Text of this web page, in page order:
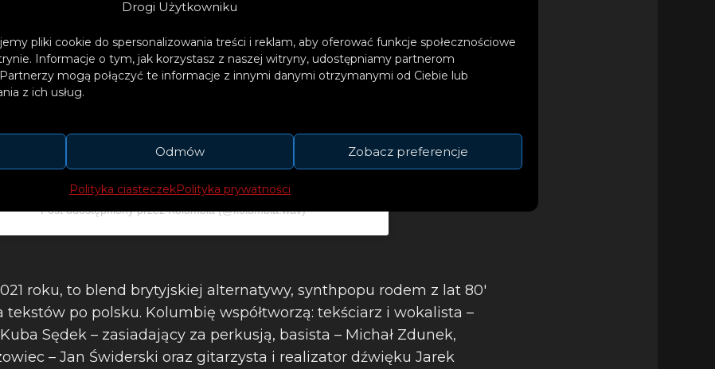
Drogi Użytkowniku
pliki cookie do spersonalizowania treści i reklam, aby oferować funkcje społecznościowe
Informacje o tym, jak korzystasz z naszej witryny, udostępniamy partnerom
mogą połączyć te informacje z innymi danymi otrzymanymi od Ciebie lub
z ich usług.
Odmów Zobacz preferencje
Polityka ciasteczekPolityka prywatności
Post udostępniony przez Kolumbia (@kolumbia.wav)
roku, to blend brytyjskiej alternatywy, synthpopu rodem z lat 80′
tekstów po polsku. Kolumbię współtworzą: tekściarz i wokalista –
Sędek – zasiadający za perkusją, basista – Michał Zdunek,
– Jan Świderski oraz gitarzysta i realizator dźwięku Jarek